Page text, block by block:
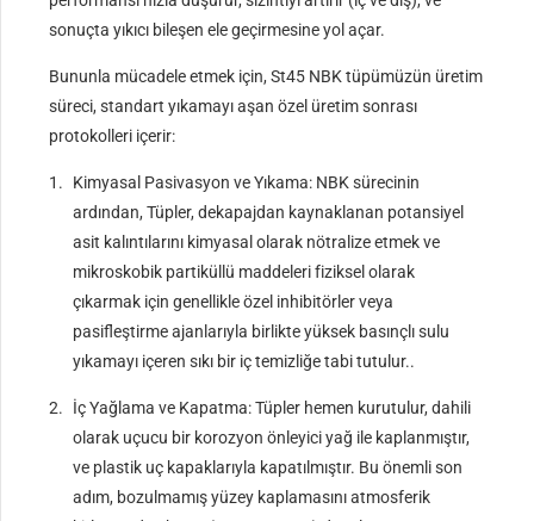
sonuçta yıkıcı bileşen ele geçirmesine yol açar.
Bununla mücadele etmek için, St45 NBK tüpümüzün üretim
süreci, standart yıkamayı aşan özel üretim sonrası
protokolleri içerir:
Kimyasal Pasivasyon ve Yıkama: NBK sürecinin
ardından, Tüpler, dekapajdan kaynaklanan potansiyel
asit kalıntılarını kimyasal olarak nötralize etmek ve
mikroskobik partiküllü maddeleri fiziksel olarak
çıkarmak için genellikle özel inhibitörler veya
pasifleştirme ajanlarıyla birlikte yüksek basınçlı sulu
yıkamayı içeren sıkı bir iç temizliğe tabi tutulur..
İç Yağlama ve Kapatma: Tüpler hemen kurutulur, dahili
olarak uçucu bir korozyon önleyici yağ ile kaplanmıştır,
ve plastik uç kapaklarıyla kapatılmıştır. Bu önemli son
adım, bozulmamış yüzey kaplamasını atmosferik